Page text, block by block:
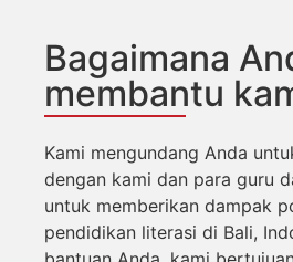
Bagaimana
membantu
Kami mengundang Anda
dengan kami dan para guru
untuk memberikan dampak
pendidikan literasi di Bali,